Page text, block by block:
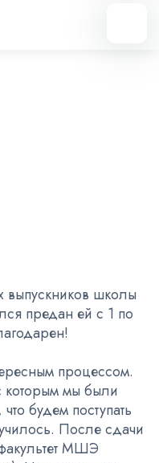
выпускников школы
предан ей с 1 по
процессом.
мы были
будем поступать
После сдачи
МШЭ